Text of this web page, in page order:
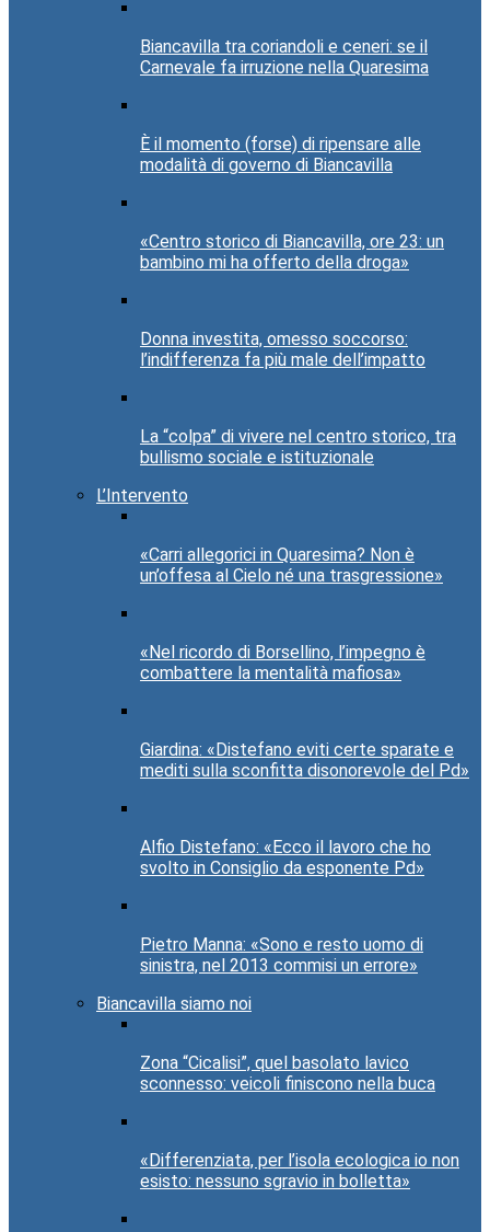
Biancavilla tra coriandoli e ceneri: se il
Carnevale fa irruzione nella Quaresima
È il momento (forse) di ripensare alle
modalità di governo di Biancavilla
«Centro storico di Biancavilla, ore 23: un
bambino mi ha offerto della droga»
Donna investita, omesso soccorso:
l’indifferenza fa più male dell’impatto
La “colpa” di vivere nel centro storico, tra
bullismo sociale e istituzionale
L’Intervento
«Carri allegorici in Quaresima? Non è
un’offesa al Cielo né una trasgressione»
«Nel ricordo di Borsellino, l’impegno è
combattere la mentalità mafiosa»
Giardina: «Distefano eviti certe sparate e
mediti sulla sconfitta disonorevole del Pd»
Alfio Distefano: «Ecco il lavoro che ho
svolto in Consiglio da esponente Pd»
Pietro Manna: «Sono e resto uomo di
sinistra, nel 2013 commisi un errore»
Biancavilla siamo noi
Zona “Cicalisi”, quel basolato lavico
sconnesso: veicoli finiscono nella buca
«Differenziata, per l’isola ecologica io non
esisto: nessuno sgravio in bolletta»